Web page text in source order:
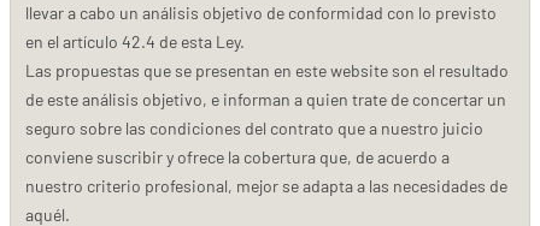
llevar a cabo un análisis objetivo de conformidad con lo previsto
en el artículo 42.4 de esta Ley.
Las propuestas que se presentan en este website son el resultado
de este análisis objetivo, e informan a quien trate de concertar un
seguro sobre las condiciones del contrato que a nuestro juicio
conviene suscribir y ofrece la cobertura que, de acuerdo a
nuestro criterio profesional, mejor se adapta a las necesidades de
aquél.